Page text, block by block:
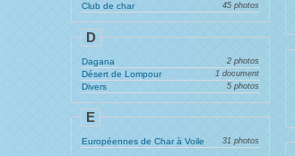
Club de char 45 photos
D
Dagana 2 photos
Désert de Lompour 1 document
Divers 5 photos
E
Européennes de Char à Voile 31 photos